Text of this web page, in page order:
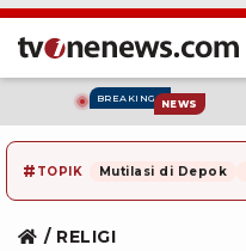
BREAKING NEWS
# TOPIK Mutilasi di Depok
RELIGI